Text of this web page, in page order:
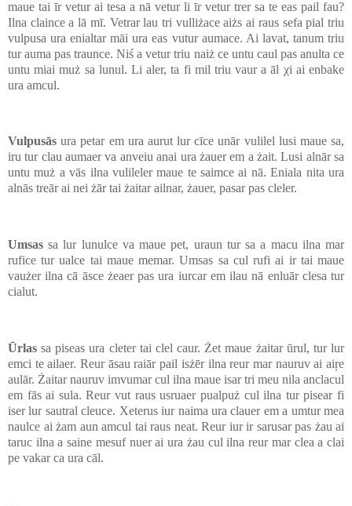
maue tai īr vetur ai tesa a nā vetur li īr vetur trer sa te eas pail fau?
Ilna claince a lā mī. Vetrar lau tri vulliżace aiżs ai raus sefa pial triu
vulpusa ura enialtar māi ura eas vutur aumace. Ai lavat, tanum triu
tur auma pas traunce. Niś a vetur triu naiż ce untu caul pas anulta ce
untu miai muż sa lunul. Li aler, ta fi mil triu vaur a āl χi ai enbake
ura amcul.
Vulpusās ura petar em ura aurut lur cīce unār vulilel lusi maue sa,
iru tur clau aumaer va anveiu anai ura żauer em a żait. Lusi alnār sa
untu muż a vās ilna vulileler maue te saimce ai nā. Eniala nita ura
alnās treār ai nei żār tai żaitar ailnar, żauer, pasar pas cleler.
Umsas sa lur lunulce va maue pet, uraun tur sa a macu ilna mar
rufice tur ualce tai maue memar. Umsas sa cul rufi ai ir tai maue
vaużer ilna cā āsce żeaer pas ura iurcar em ilau nā enluār clesa tur
cialut.
Ūrlas sa piseas ura cleter tai clel caur. Żet maue żaitar ūrul, tur lur
emci te ailaer. Reur āsau raiār pail isżēr ilna reur mar nauruv ai aiŗe
aulār. Żaitar nauruv imvumar cul ilna maue isar tri meu nila anclacul
em fās ai sula. Reur vut raus usruaer pualpuż cul ilna tur pisear fi
iser lur sautral cleuce. Χeterus iur naima ura clauer em a umtur mea
naulce ai żam aun amcul tai raus neat. Reur iur ir sarusar pas żau ai
taruc ilna a saine mesuf nuer ai ura żau cul ilna reur mar clea a clai
pe vakar ca ura cāl.